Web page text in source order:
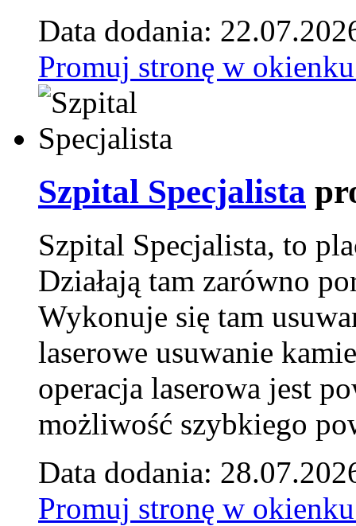
Data dodania:
Promuj stronę w
Szpital Specjalista
Szpital Specjalista, to
Działają tam zarówno
Wykonuje się tam
laserowe usuwanie
operacja laserowa jest
możliwość szybkiego
Data dodania:
Promuj stronę w